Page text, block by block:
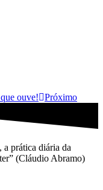
ouve! Próximo
a prática diária da
(Cláudio Abramo)